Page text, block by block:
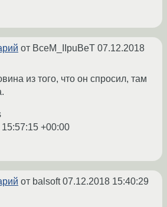
от BceM_IIpuBeT 07.12.2018
из того, что он спросил, там
+00:00
от balsoft07.12.2018 15:40:29